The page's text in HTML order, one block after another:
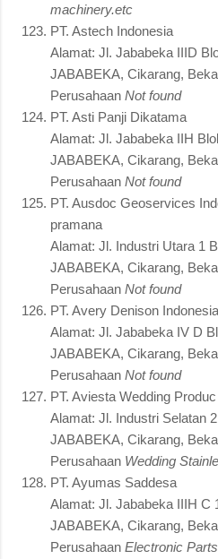
machinery.etc
PT. Astech Indonesia
Alamat: Jl. Jababeka IIID
JABABEKA, Cikarang,
Perusahaan Not found
PT. Asti Panji Dikatama
Alamat: Jl. Jababeka IIH
JABABEKA, Cikarang,
Perusahaan Not found
PT. Ausdoc Geoservices
pramana
Alamat: Jl. Industri Utara 1
JABABEKA, Cikarang,
Perusahaan Not found
PT. Avery Denison Indonesia
Alamat: Jl. Jababeka IV D
JABABEKA, Cikarang,
Perusahaan Not found
PT. Aviesta Wedding Produc
Alamat: Jl. Industri Selatan
JABABEKA, Cikarang,
Perusahaan Wedding
PT. Ayumas Saddesa
Alamat: Jl. Jababeka IIIH C
JABABEKA, Cikarang,
Perusahaan Electronic